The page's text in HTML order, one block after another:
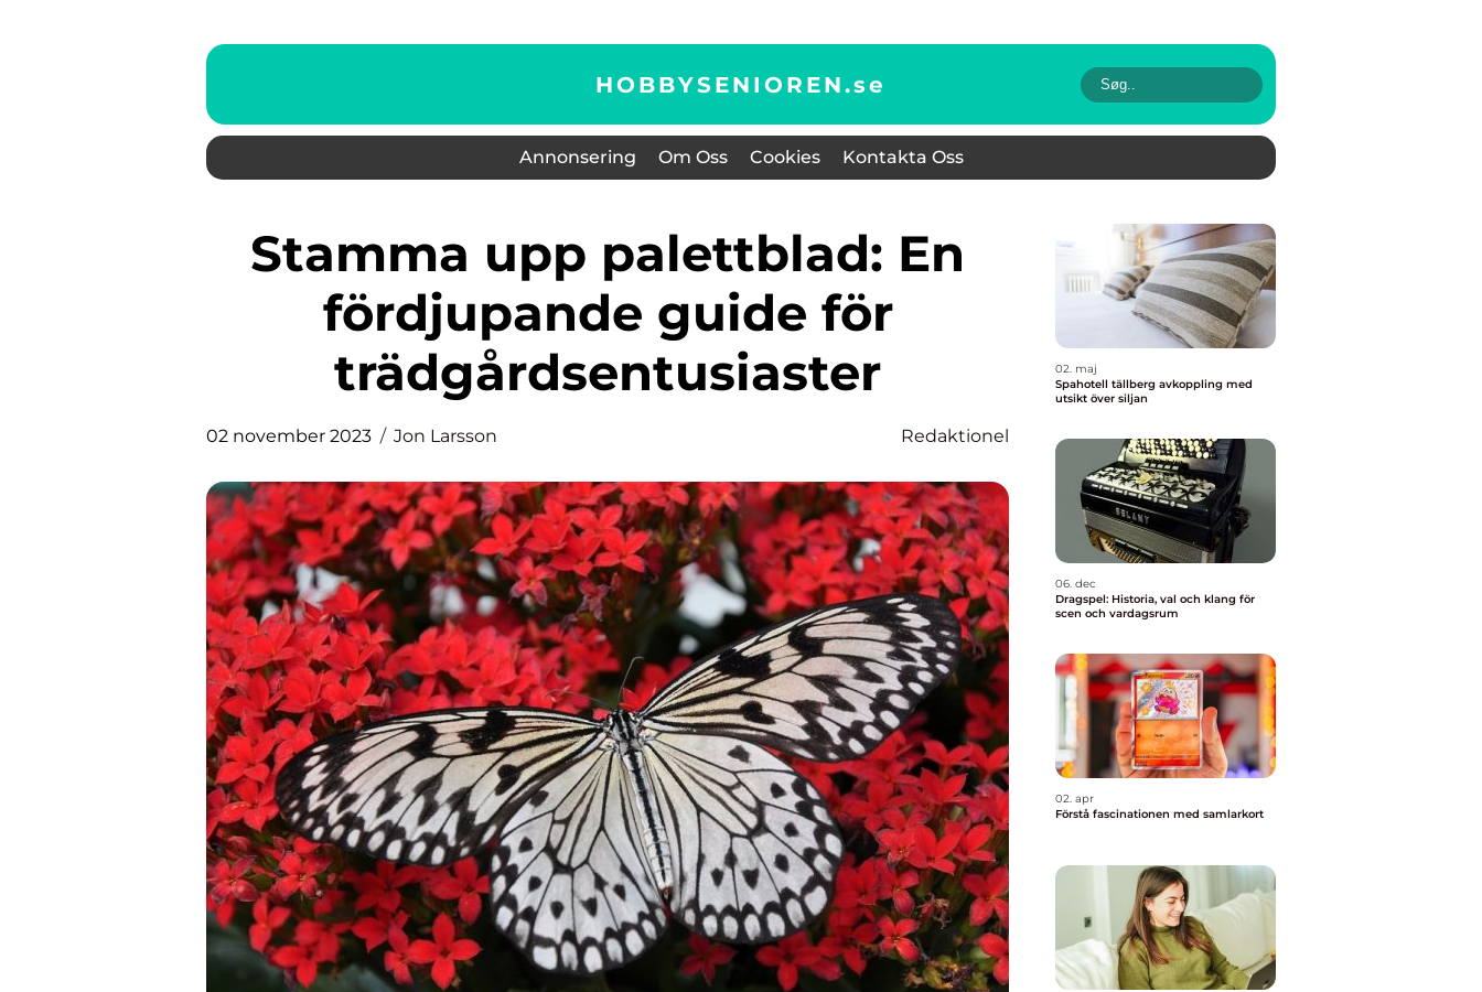
HOBBYSENIOREN.se
Annonsering Om Oss Cookies Kontakta Oss
Stamma upp palettblad: En
fördjupande guide för
trädgårdsentusiaster
02 november 2023 Jon Larsson Redaktionel
02. maj
Spahotell tällberg avkoppling med
utsikt över siljan
06. dec
Dragspel: Historia, val och klang för
scen och vardagsrum
02. apr
Förstå fascinationen med samlarkort